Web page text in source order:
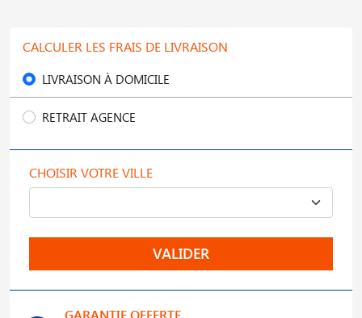
CALCULER LES FRAIS DE LIVRAISON
LIVRAISON À DOMICILE
RETRAIT AGENCE
CHOISIR VOTRE VILLE
VALIDER
GARANTIE OFFERTE